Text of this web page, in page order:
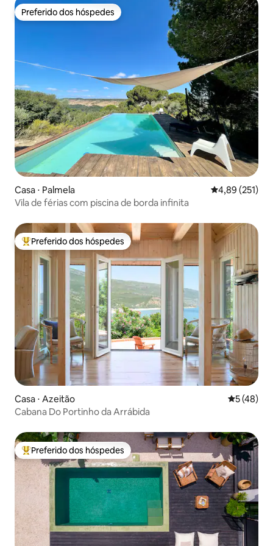
Preferido dos hóspedes
Preferido dos hóspedes
Casa ⋅ Palmela 4,89 de uma
4,89 (251)
Vila de férias com piscina de borda infinita
Entre os melhores preferidos dos hóspedes
Preferido dos hóspedes
Casa ⋅ Azeitão 5 de uma
5 (48)
Cabana Do Portinho da Arrábida
Entre os melhores preferidos dos hóspedes
Preferido dos hóspedes